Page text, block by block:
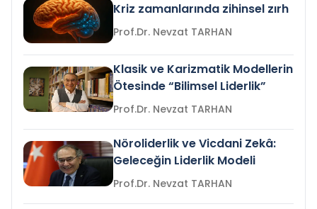
Kriz zamanlarında zihinsel zırh
Prof.Dr. Nevzat TARHAN
Klasik ve Karizmatik Modellerin
Ötesinde “Bilimsel Liderlik”
Prof.Dr. Nevzat TARHAN
Nöroliderlik ve Vicdani Zekâ:
Geleceğin Liderlik Modeli
Prof.Dr. Nevzat TARHAN